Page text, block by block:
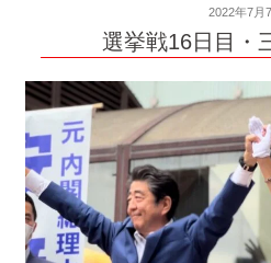
2022年7月
選挙戦16日目・